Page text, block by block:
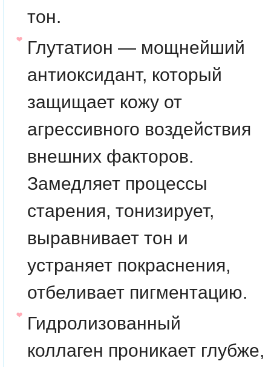
тон.
Глутатион — мощнейший
антиоксидант, который
защищает кожу от
агрессивного воздействия
внешних факторов.
Замедляет процессы
старения, тонизирует,
выравнивает тон и
устраняет покраснения,
отбеливает пигментацию.
Гидролизованный
коллаген проникает глубже,